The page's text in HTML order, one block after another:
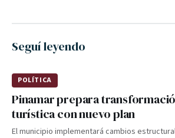
Seguí leyendo
POLÍTICA
Pinamar prepara
turística con nuevo plan
El municipio implementará cambios